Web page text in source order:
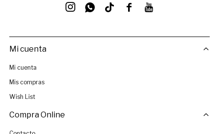
 
 
Mi cuenta
Mi cuenta
Mis compras
Wish List
Compra Online